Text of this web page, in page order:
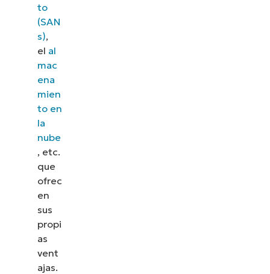
to
(SAN
s),
el al
mac
ena
mien
to en
la
nube
, etc.
que
ofrec
en
sus
propi
as
vent
ajas.